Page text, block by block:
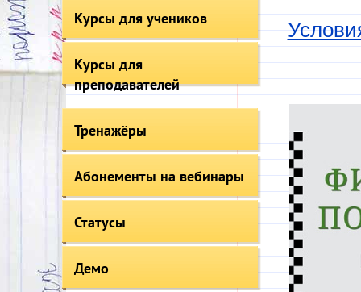
Курсы для учеников
Курсы для
преподавателей
Тренажёры
Абонементы на вебинары
Статусы
Демо